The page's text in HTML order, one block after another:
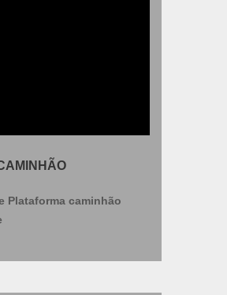
Plataforma caminhão